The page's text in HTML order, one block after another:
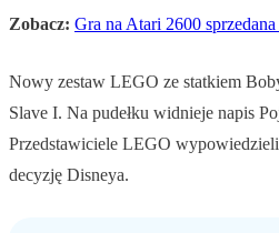
Zobacz: Gra na Atari 2600
Nowy zestaw LEGO ze statkiem
Slave I. Na pudełku widnieje napis
Przedstawiciele LEGO
decyzję Disneya.